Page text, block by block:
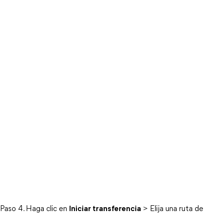
Paso 4. Haga clic en Iniciar transferencia > Elija una ruta de